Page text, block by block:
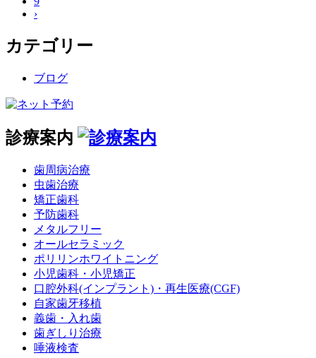
›
カテゴリー
ブログ
診療案内
歯周病治療
虫歯治療
矯正歯科
予防歯科
メタルフリー
オールセラミック
ポリリンホワイトニング
小児歯科・小児矯正
口腔外科(インプラント)・再生医療(CGF)
自家歯牙移植
義歯・入れ歯
歯ぎしり治療
唾液検査